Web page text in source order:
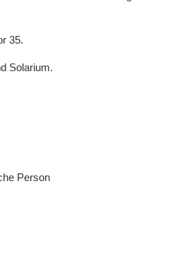
35.
Solarium.
Person